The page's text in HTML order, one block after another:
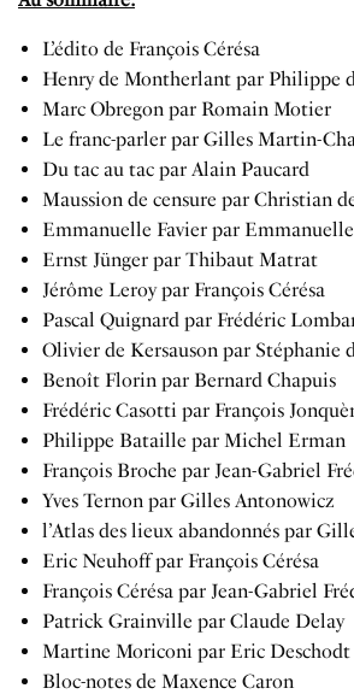
L’édito de François Cérésa
Henry de Montherlant par Philippe
Marc Obregon par Romain Motier
Le franc-parler par Gilles Martin-
Du tac au tac par Alain Paucard
Maussion de censure par Christian
Emmanuelle Favier par Emmanuelle
Ernst Jünger par Thibaut Matrat
Jérôme Leroy par François Cérésa
Pascal Quignard par Frédéric
Olivier de Kersauson par Stéphanie
Benoît Florin par Bernard Chapuis
Frédéric Casotti par François
Philippe Bataille par Michel Erman
François Broche par Jean-Gabriel
Yves Ternon par Gilles Antonowicz
l’Atlas des lieux abandonnés par
Eric Neuhoff par François Cérésa
François Cérésa par Jean-Gabriel
Patrick Grainville par Claude Delay
Martine Moriconi par Eric Deschodt
Bloc-notes de Maxence Caron